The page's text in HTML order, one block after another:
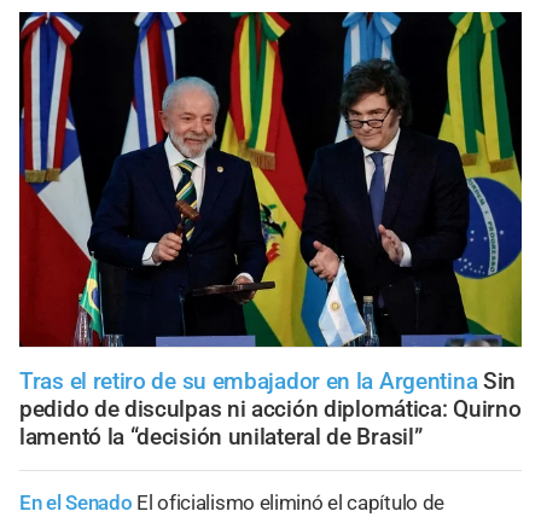
Tras el retiro de su embajador en la Argentina Sin
pedido de disculpas ni acción diplomática: Quirno
lamentó la “decisión unilateral de Brasil”
En el Senado El oficialismo eliminó el capítulo de